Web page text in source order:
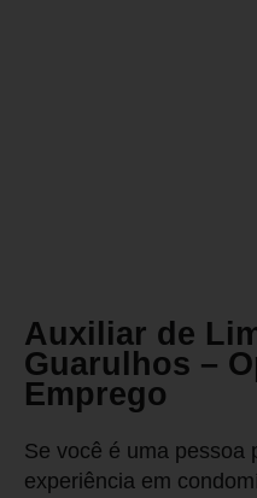
Auxiliar de
Guarulhos –
Emprego
Se você é uma pessoa
experiência em